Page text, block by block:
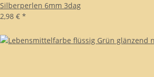
Silberperlen 6mm 3dag
2,98 € *